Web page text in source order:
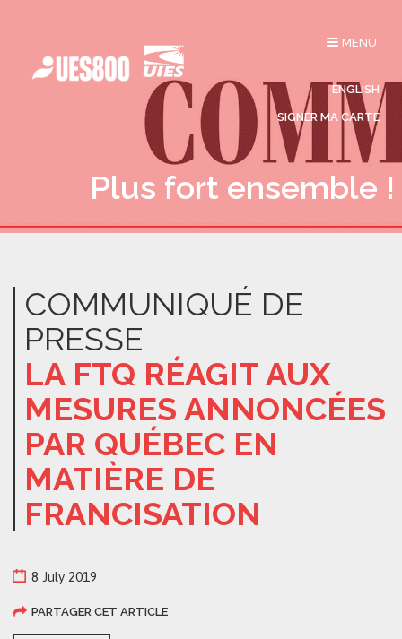
Affichage
MENU
ENGLISH
SIGNER MA CARTE
Plus fort ensemble !
COMMUNIQUÉ DE
PRESSE
LA FTQ RÉAGIT AUX
MESURES ANNONCÉES
PAR QUÉBEC EN
MATIÈRE DE
FRANCISATION
8 July 2019
PARTAGER CET ARTICLE